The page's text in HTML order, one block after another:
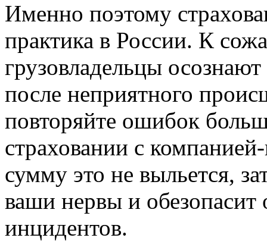
Именно поэтому
практика в России. К
грузовладельцы
после неприятного
повторяйте ошибок
страховании с
сумму это не выльется,
ваши нервы и
инцидентов.